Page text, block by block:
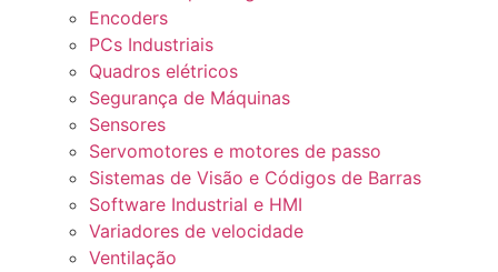
Encoders
PCs Industriais
Quadros elétricos
Segurança de Máquinas
Sensores
Servomotores e motores de passo
Sistemas de Visão e Códigos de Barras
Software Industrial e HMI
Variadores de velocidade
Ventilação